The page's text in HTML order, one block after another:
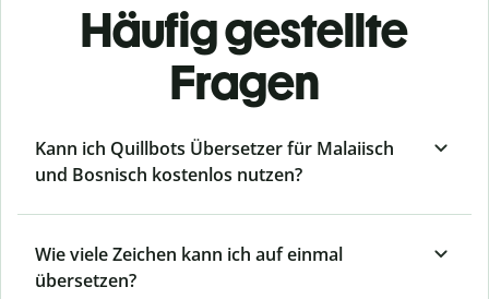
Häufig gestellte
Fragen
Kann ich Quillbots Übersetzer für Malaiisch
und Bosnisch kostenlos nutzen?
Wie viele Zeichen kann ich auf einmal
übersetzen?